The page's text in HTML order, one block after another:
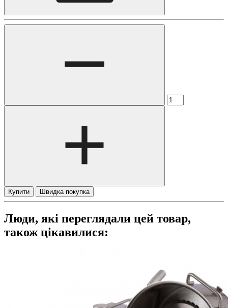
Купити Швидка покупка
Люди, які переглядали цей товар,
також цікавилися: